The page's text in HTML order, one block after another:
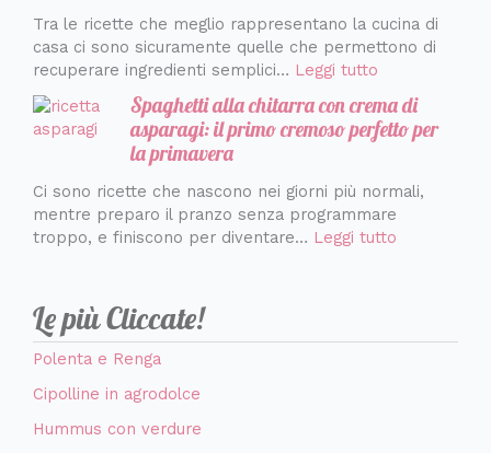
Tra le ricette che meglio rappresentano la cucina di
casa ci sono sicuramente quelle che permettono di
recuperare ingredienti semplici… Leggi tutto
Spaghetti alla chitarra con crema di
asparagi: il primo cremoso perfetto per
la primavera
Ci sono ricette che nascono nei giorni più normali,
mentre preparo il pranzo senza programmare
troppo, e finiscono per diventare… Leggi tutto
Le più Cliccate!
Polenta e Renga
Cipolline in agrodolce
Hummus con verdure